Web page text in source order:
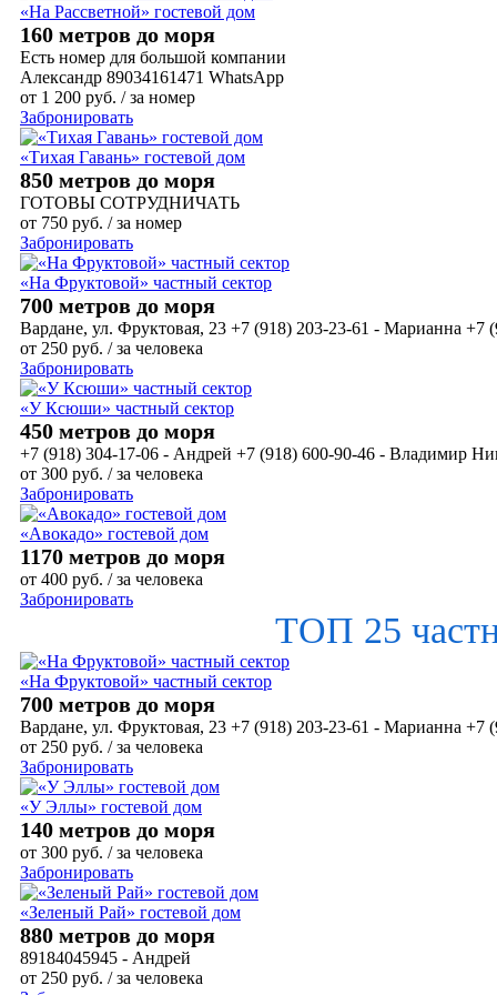
«На Рассветной» гостевой дом
160 метров до моря
Есть номер для большой компании
Александр 89034161471 WhatsApp
от 1 200 руб. / за номер
Забронировать
«Тихая Гавань» гостевой дом
850 метров до моря
ГОТОВЫ СОТРУДНИЧАТЬ
от 750 руб. / за номер
Забронировать
«На Фруктовой» частный сектор
700 метров до моря
Вардане, ул. Фруктовая, 23 +7 (918) 203-23-61 - Марианна +7
от 250 руб. / за человека
Забронировать
«У Ксюши» частный сектор
450 метров до моря
+7 (918) 304-17-06 - Андрей +7 (918) 600-90-46 - Владимир
от 300 руб. / за человека
Забронировать
«Авокадо» гостевой дом
1170 метров до моря
от 400 руб. / за человека
Забронировать
ТОП 25
«На Фруктовой» частный сектор
700 метров до моря
Вардане, ул. Фруктовая, 23 +7 (918) 203-23-61 - Марианна +7
от 250 руб. / за человека
Забронировать
«У Эллы» гостевой дом
140 метров до моря
от 300 руб. / за человека
Забронировать
«Зеленый Рай» гостевой дом
880 метров до моря
89184045945 - Андрей
от 250 руб. / за человека